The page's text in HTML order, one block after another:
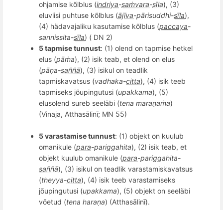
ohjamise kõlblus (indriya-saṁvara-sīla), (3)
eluviisi puhtuse kõlblus (ājīva-pārisuddhi-sīla),
(4) hädavajaliku kasutamise kõlblus (paccaya-
sannissita-sīla) ( DN 2)
5 tapmise tunnust: (1) olend on tapmise hetkel
elus (pāṁa), (2) isik teab, et olend on elus
(pāṇa-saññā), (3) isikul on teadlik
tapmiskavatsus (vadhaka-citta), (4) isik teeb
tapmiseks jõupingutusi (upakkama), (5)
elusolend sureb seeläbi (tena maraṇaṁa)
(Vinaja, Atthasālinī; MN 55)
5 varastamise tunnust: (1) objekt on kuulub
omanikule (para-pariggahita), (2) isik teab, et
objekt kuulub omanikule (para-pariggahita-
saññā), (3) isikul on teadlik varastamiskavatsus
(theyya-citta), (4) isik teeb varastamiseks
jõupingutusi (upakkama), (5) objekt on seeläbi
võetud (tena haraṇa) (Atthasālinī).